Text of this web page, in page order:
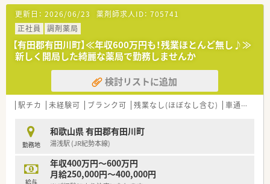
【募集背景と求める人物像について】
■今回は体制強化を目的とした正社員の募集であり、病院での勤
務経験がない未経験の方も応募が可能となっています。
■患者様とのコミュニケーションを大切にし、他職種と連携しな
がらチーム医療に貢献できる方を求めています。
■幅広い年齢層の方を歓迎しており、ブランクがある方や50代
の方でも安心してスタートできる環境が整っています。
【法人特徴について】
■地域に根ざした医療を提供しており、患者様に寄り添った温か
■産休や育休の取得実績がしっかりとあるため、ライフステージ
の変化に合わせた柔軟な働き方が可能な法人です。
■退職金制度や厚生年金基金などの福利厚生が充実しており、職
員が長期間にわたって安心して働ける環境です。
更新日： 2026/06/23 薬剤師求人ID： 705741
正社員
調剤薬局
【有田郡有田川町】≪年収600万円も！残業ほとんど無し♪≫
新しく開局した綺麗な薬局で勤務しませんか
検討リストに追加
駅チカ 未経験可 ブランク可 残業なし(ほぼなし含む) 車通勤可
勤務地
和歌山県 有田郡有田川町
湯浅駅 (JR紀勢本線)
給与
年収400万円～600万円
月給250,000円～400,000円